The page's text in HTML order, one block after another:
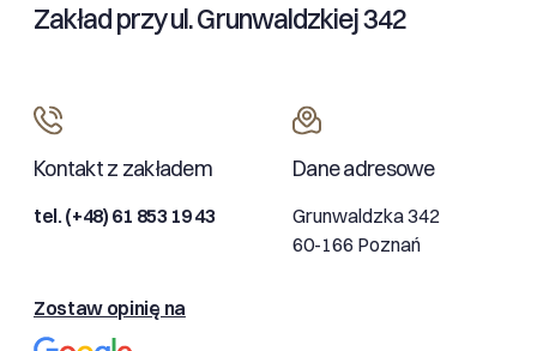
Zakład przy ul. Grunwaldzkiej 342
Kontakt z zakładem
tel. (+48) 61 853 19 43
Dane adresowe
Grunwaldzka 342
60-166 Poznań
Zostaw opinię na